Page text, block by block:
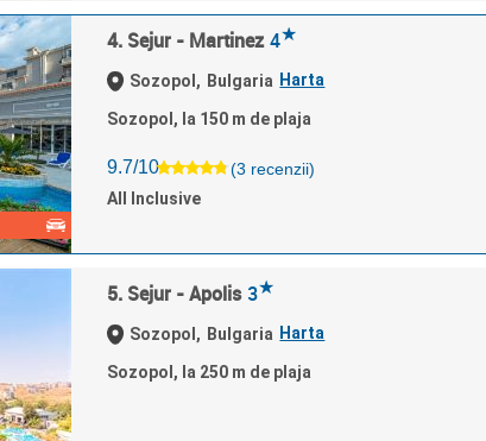
4. Sejur - Martinez 4★
Sozopol, Bulgaria Harta
Sozopol, la 150 m de plaja
9.7/10
(3 recenzii)
All Inclusive
5. Sejur - Apolis 3★
Sozopol, Bulgaria Harta
Sozopol, la 250 m de plaja